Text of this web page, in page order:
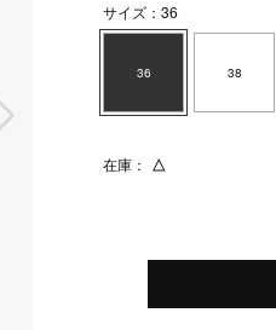
サイズ：36
36 38
在庫： △